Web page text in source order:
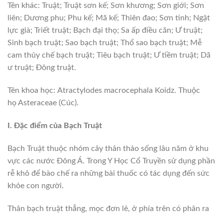
Tên khác: Truật; Truật sơn kế; Sơn khương; Sơn giới; Sơn
liên; Dương phu; Phu kế; Mã kế; Thiên đao; Sơn tinh; Ngật
lực già; Triết truật; Bạch đại thọ; Sa ấp điều căn; Ư truật;
Sinh bạch truật; Sao bạch truật; Thổ sao bạch truật; Mễ
cam thủy chế bạch truật; Tiêu bạch truật; Ư tiềm truật; Dã
ư truật; Đông truật.
Tên khoa học: Atractylodes macrocephala Koidz. Thuộc
họ Asteraceae (Cúc).
I. Đặc điểm của Bạch Truật
Bạch Truật thuộc nhóm cây thân thảo sống lâu năm ở khu
vực các nước Đông Á. Trong Y Học Cổ Truyền sử dụng phần
rễ khô để bào chế ra những bài thuốc có tác dụng đến sức
khỏe con người.
Thân bạch truật thẳng, mọc đơn lẻ, ở phía trên có phân ra